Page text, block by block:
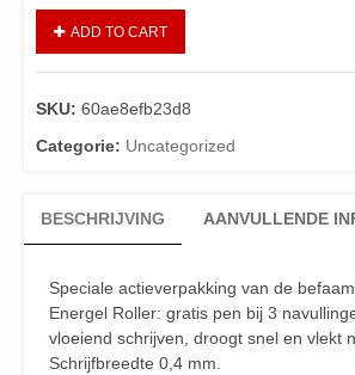
ADD TO CART
SKU: 60ae8efb23d8
Categorie: Uncategorized
BESCHRIJVING AANVULLENDE
Speciale actieverpakking van de
Energel Roller: gratis pen bij 3
vloeiend schrijven, droogt snel en vlekt
Schrijfbreedte 0,4 mm.